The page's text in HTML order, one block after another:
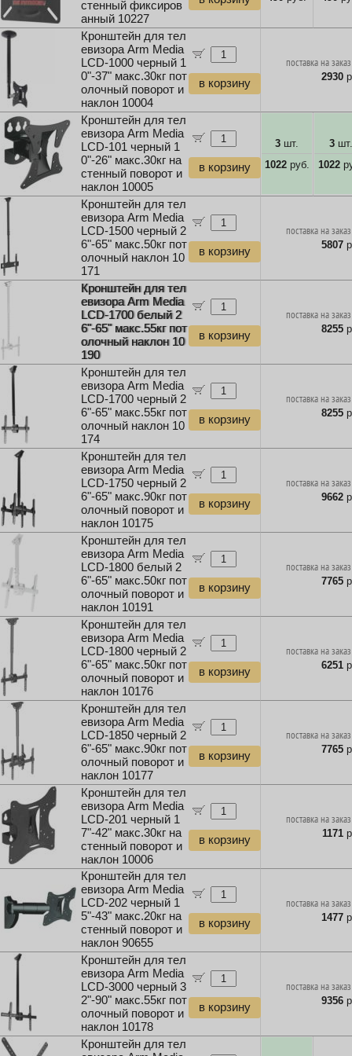
стенный фиксиров
анный 10227
Кронштейн для тел
евизора Arm Media
LCD-1000 черный 1
0"-37" макс.30кг пот
олочный поворот и
наклон 10004
в корзину
поставка на
2930
Кронштейн для тел
евизора Arm Media
LCD-101 черный 1
0"-26" макс.30кг на
стенный поворот и
наклон 10005
в корзину
3 шт.
1022руб.
3шт.
1022
Кронштейн для тел
евизора Arm Media
LCD-1500 черный 2
6"-65" макс.50кг пот
олочный наклон 10
171
в корзину
поставка на
5807
Кронштейн для тел
евизора Arm Media
LCD-1700 белый 2
6"-65" макс.55кг пот
олочный наклон 10
190
в корзину
поставка на
8255
Кронштейн для тел
евизора Arm Media
LCD-1700 черный 2
6"-65" макс.55кг пот
олочный наклон 10
174
в корзину
поставка на
8255
Кронштейн для тел
евизора Arm Media
LCD-1750 черный 2
6"-65" макс.90кг пот
олочный поворот и
наклон 10175
в корзину
поставка на
9662
Кронштейн для тел
евизора Arm Media
LCD-1800 белый 2
6"-65" макс.50кг пот
олочный поворот и
наклон 10191
в корзину
поставка на
7765
Кронштейн для тел
евизора Arm Media
LCD-1800 черный 2
6"-65" макс.50кг пот
олочный поворот и
наклон 10176
в корзину
поставка на
6251
Кронштейн для тел
евизора Arm Media
LCD-1850 черный 2
6"-65" макс.90кг пот
олочный поворот и
наклон 10177
в корзину
поставка на
7765
Кронштейн для тел
евизора Arm Media
LCD-201 черный 1
7"-42" макс.30кг на
стенный поворот и
наклон 10006
в корзину
поставка на
1171
Кронштейн для тел
евизора Arm Media
LCD-202 черный 1
5"-43" макс.20кг на
стенный поворот и
наклон 90655
в корзину
поставка на
1477
Кронштейн для тел
евизора Arm Media
LCD-3000 черный 3
2"-90" макс.55кг пот
олочный поворот и
наклон 10178
в корзину
поставка на
9356
Кронштейн для тел